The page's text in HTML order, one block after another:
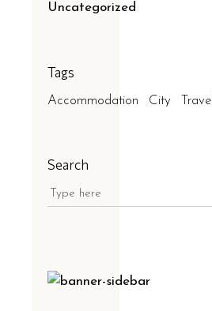
Uncategorized
Tags
Accommodation City Travel
Search